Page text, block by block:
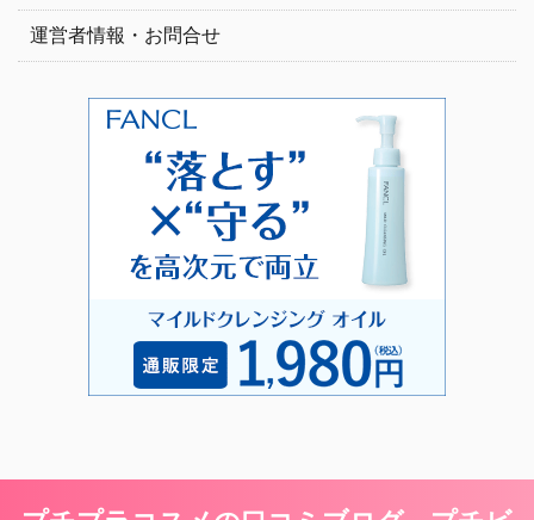
運営者情報・お問合せ